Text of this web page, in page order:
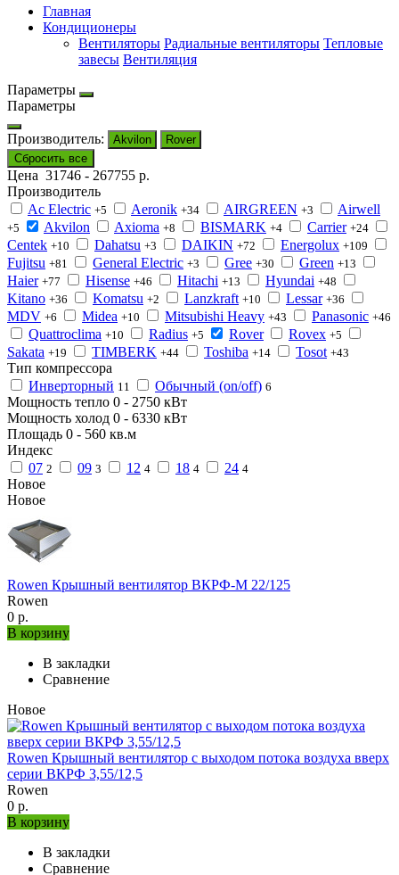
Главная
Кондиционеры
Вентиляторы Радиальные вентиляторы Тепловые
завесы Вентиляция
Параметры
Параметры
Производитель: Akvilon
Rover
Сбросить все
Цена 31746 - 267755 р.
Производитель
Ac Electric +5 Aeronik +34 AIRGREEN +3 Airwell
+5 Akvilon Axioma +8 BISMARK +4 Carrier +24
Centek +10 Dahatsu +3 DAIKIN +72 Energolux +109
Fujitsu +81 General Electric +3 Gree +30 Green +13
Haier +77 Hisense +46 Hitachi +13 Hyundai +48
Kitano +36 Komatsu +2 Lanzkraft +10 Lessar +36
MDV +6 Midea +10 Mitsubishi Heavy +43 Panasonic +46
Quattroclima +10 Radius +5 Rover Rovex +5
Sakata +19 TIMBERK +44 Toshiba +14 Tosot +43
Тип компрессора
Инверторный 11 Обычный (on/off) 6
Мощность тепло 0 - 2750 кВт
Мощность холод 0 - 6330 кВт
Площадь 0 - 560 кв.м
Индекс
07 2 09 3 12 4 18 4 24 4
Новое
Новое
Rowen Крышный вентилятор ВКРФ-М 22/125
Rowen
0 р.
В корзину
В закладки
Сравнение
Новое
Rowen Крышный вентилятор с выходом потока воздуха вверх
серии ВКРФ 3,55/12,5
Rowen
0 р.
В корзину
В закладки
Сравнение